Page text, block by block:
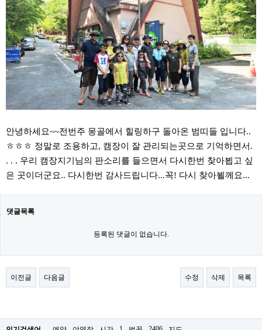
안녕하세요~~전번주 몽골에서 힐링하구 돌아온 범띠들 입니다..
ㅎㅎㅎ 정말로 조용하고, 캠장이 잘 관리되는곳으로 기억하면서.
. . . 우리 캠장지기님의 판소리를 들으면서 다시한번 찾아뵙고 싶
은 곳이더군요.. 다시한번 감사드립니다...꼭! 다시 찾아뵐께요...
댓글목록
등록된 댓글이 없습니다.
이전글 다음글 수정 삭제 목록